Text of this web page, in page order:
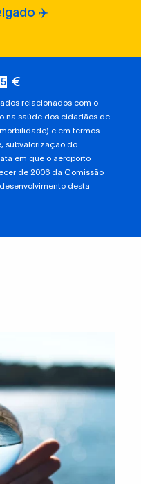
✈️
3 €
relacionados com o
na saúde dos cidadãos de
e em termos
subvalorização do
em que o aeroporto
de 2006 da Comissão
desta